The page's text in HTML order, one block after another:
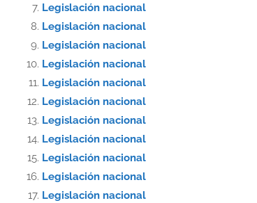
Legislación nacional
Legislación nacional
Legislación nacional
Legislación nacional
Legislación nacional
Legislación nacional
Legislación nacional
Legislación nacional
Legislación nacional
Legislación nacional
Legislación nacional